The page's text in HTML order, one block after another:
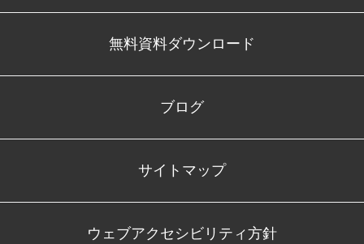
無料資料ダウンロード
ブログ
サイトマップ
ウェブアクセシビリティ方針